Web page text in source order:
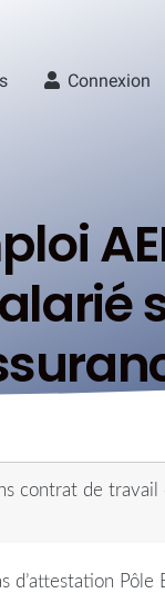
Connexion
contrat de travail
d’attestation